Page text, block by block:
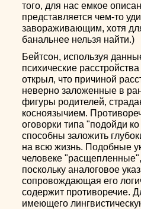
того, для нас емкое
представляется чем-то
завораживающим, хотя
банальнее нельзя найти.)
Бейтсон, используя
психические
открыл, что причиной
неверно заложенные в
фигуры родителей,
косноязычием.
оговорки типа "подойди
способны заложить
на всю жизнь. Подобные
человеке
поскольку аналоговое
сопровождающая его
содержит противоречие.
имеющего